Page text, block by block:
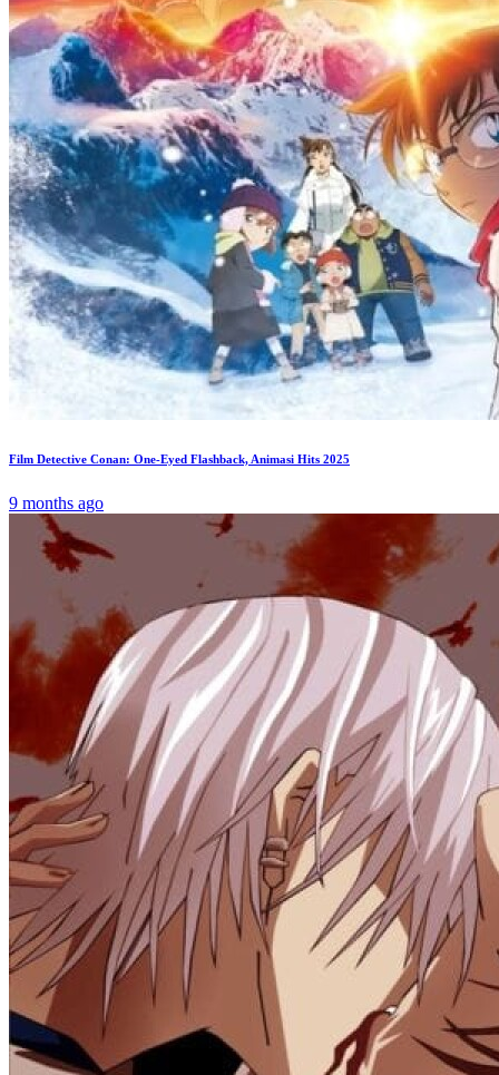
Film Detective Conan: One-Eyed Flashback, Animasi Hits 2025
9 months ago